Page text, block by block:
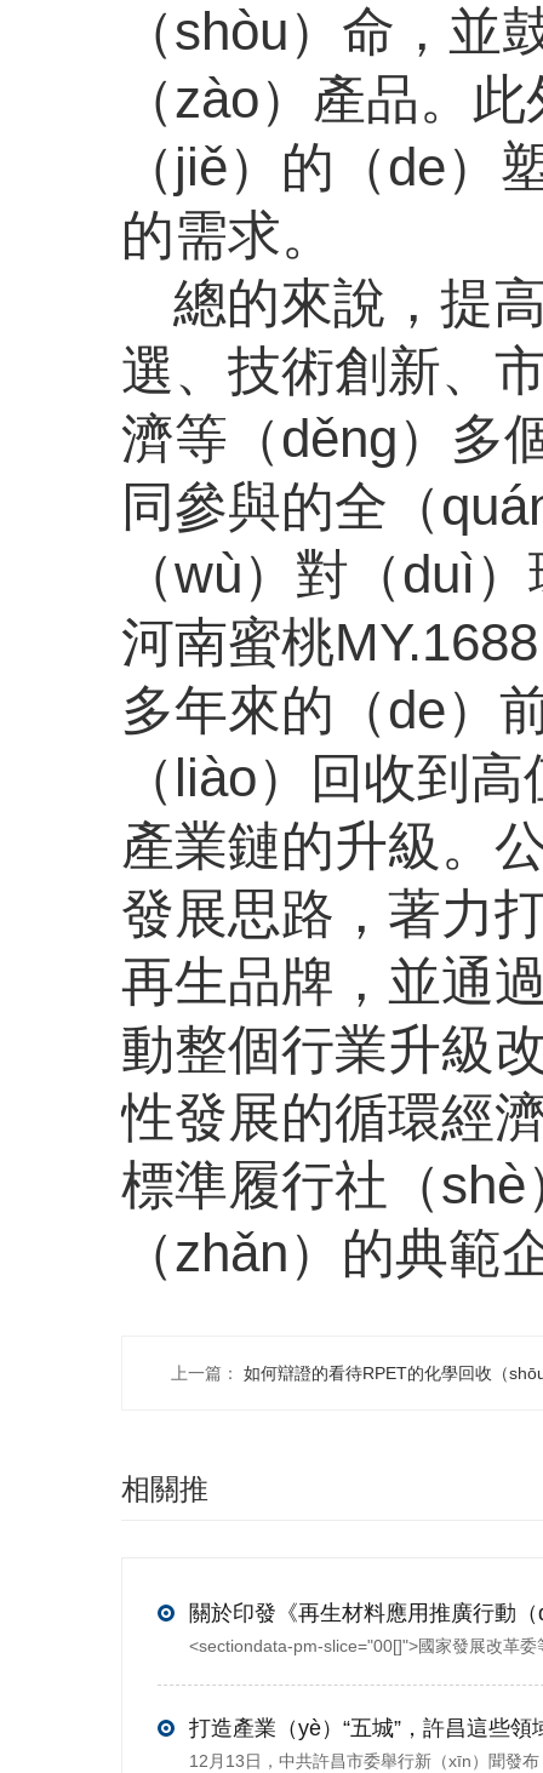
（shòu）命，
（zào）產品。
（jiě）的（de）
的需求。
總的來說，提
選、技術創新、
濟等（děng）多
同參與的全（
（wù）對（duì
河南蜜桃
多年來的（de）
（liào）回收到
產業鏈的升級。
發展思路，著力
再生品牌，並通
動整個行業升級
性發展的循環經
標準履行社（
（zhǎn）的典範
上一篇： 如何辯證的看待RPET的化學回收（
相關推